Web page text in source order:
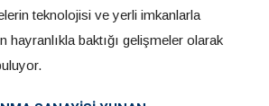
teknolojisi ve yerli imkanlarla
hayranlıkla baktığı gelişmeler olarak